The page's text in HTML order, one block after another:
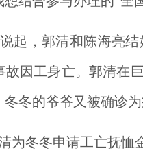
起，郭清和陈海亮
故因工身亡。郭清在
冬的爷爷又被确诊
为冬冬申请工亡抚恤